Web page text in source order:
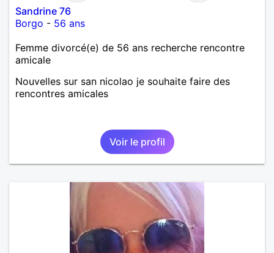
Sandrine 76
Borgo - 56 ans
Femme divorcé(e) de 56 ans recherche rencontre
amicale
Nouvelles sur san nicolao je souhaite faire des
rencontres amicales
Voir le profil